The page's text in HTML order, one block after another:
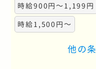
時給900円～1,199円
時給1,500円～
他の